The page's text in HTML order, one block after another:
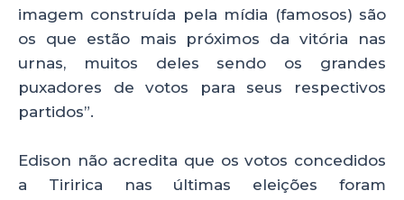
imagem construída pela mídia (famosos) são
os que estão mais próximos da vitória nas
urnas, muitos deles sendo os grandes
puxadores de votos para seus respectivos
partidos”.
Edison não acredita que os votos concedidos
a Tiririca nas últimas eleições foram